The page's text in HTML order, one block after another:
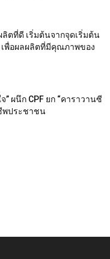
ตที่ดี เริ่มต้นจากจุดเริ่มต้น
พื่อผลผลิตที่มีคุณภาพของ
ผนึก CPF ยก “คาราวานซี
พประชาชน